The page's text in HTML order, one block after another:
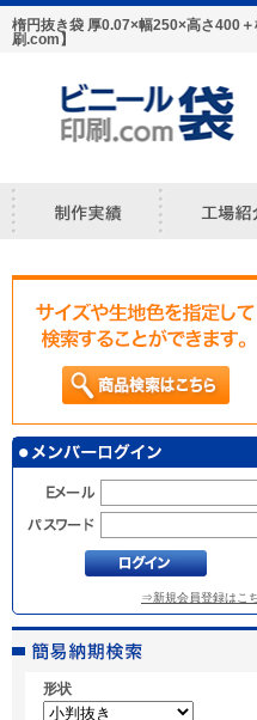
楕円抜き袋 厚0.07×幅250×高さ400
刷.com】
⇒新規会員登録はこ
形状